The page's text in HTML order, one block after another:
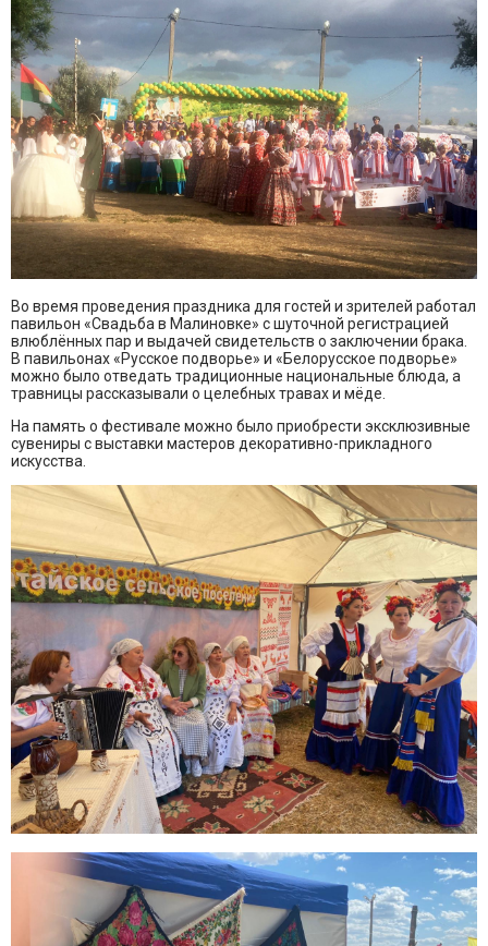
Во время проведения праздника для гостей и зрителей работал
павильон «Свадьба в Малиновке» с шуточной регистрацией
влюблённых пар и выдачей свидетельств о заключении брака.
В павильонах «Русское подворье» и «Белорусское подворье»
можно было отведать традиционные национальные блюда, а
травницы рассказывали о целебных травах и мёде.
На память о фестивале можно было приобрести эксклюзивные
сувениры с выставки мастеров декоративно-прикладного
искусства.